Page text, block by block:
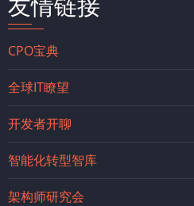
友情链接
CPO宝典
全球IT瞭望
开发者开聊
智能化转型智库
架构师研究会